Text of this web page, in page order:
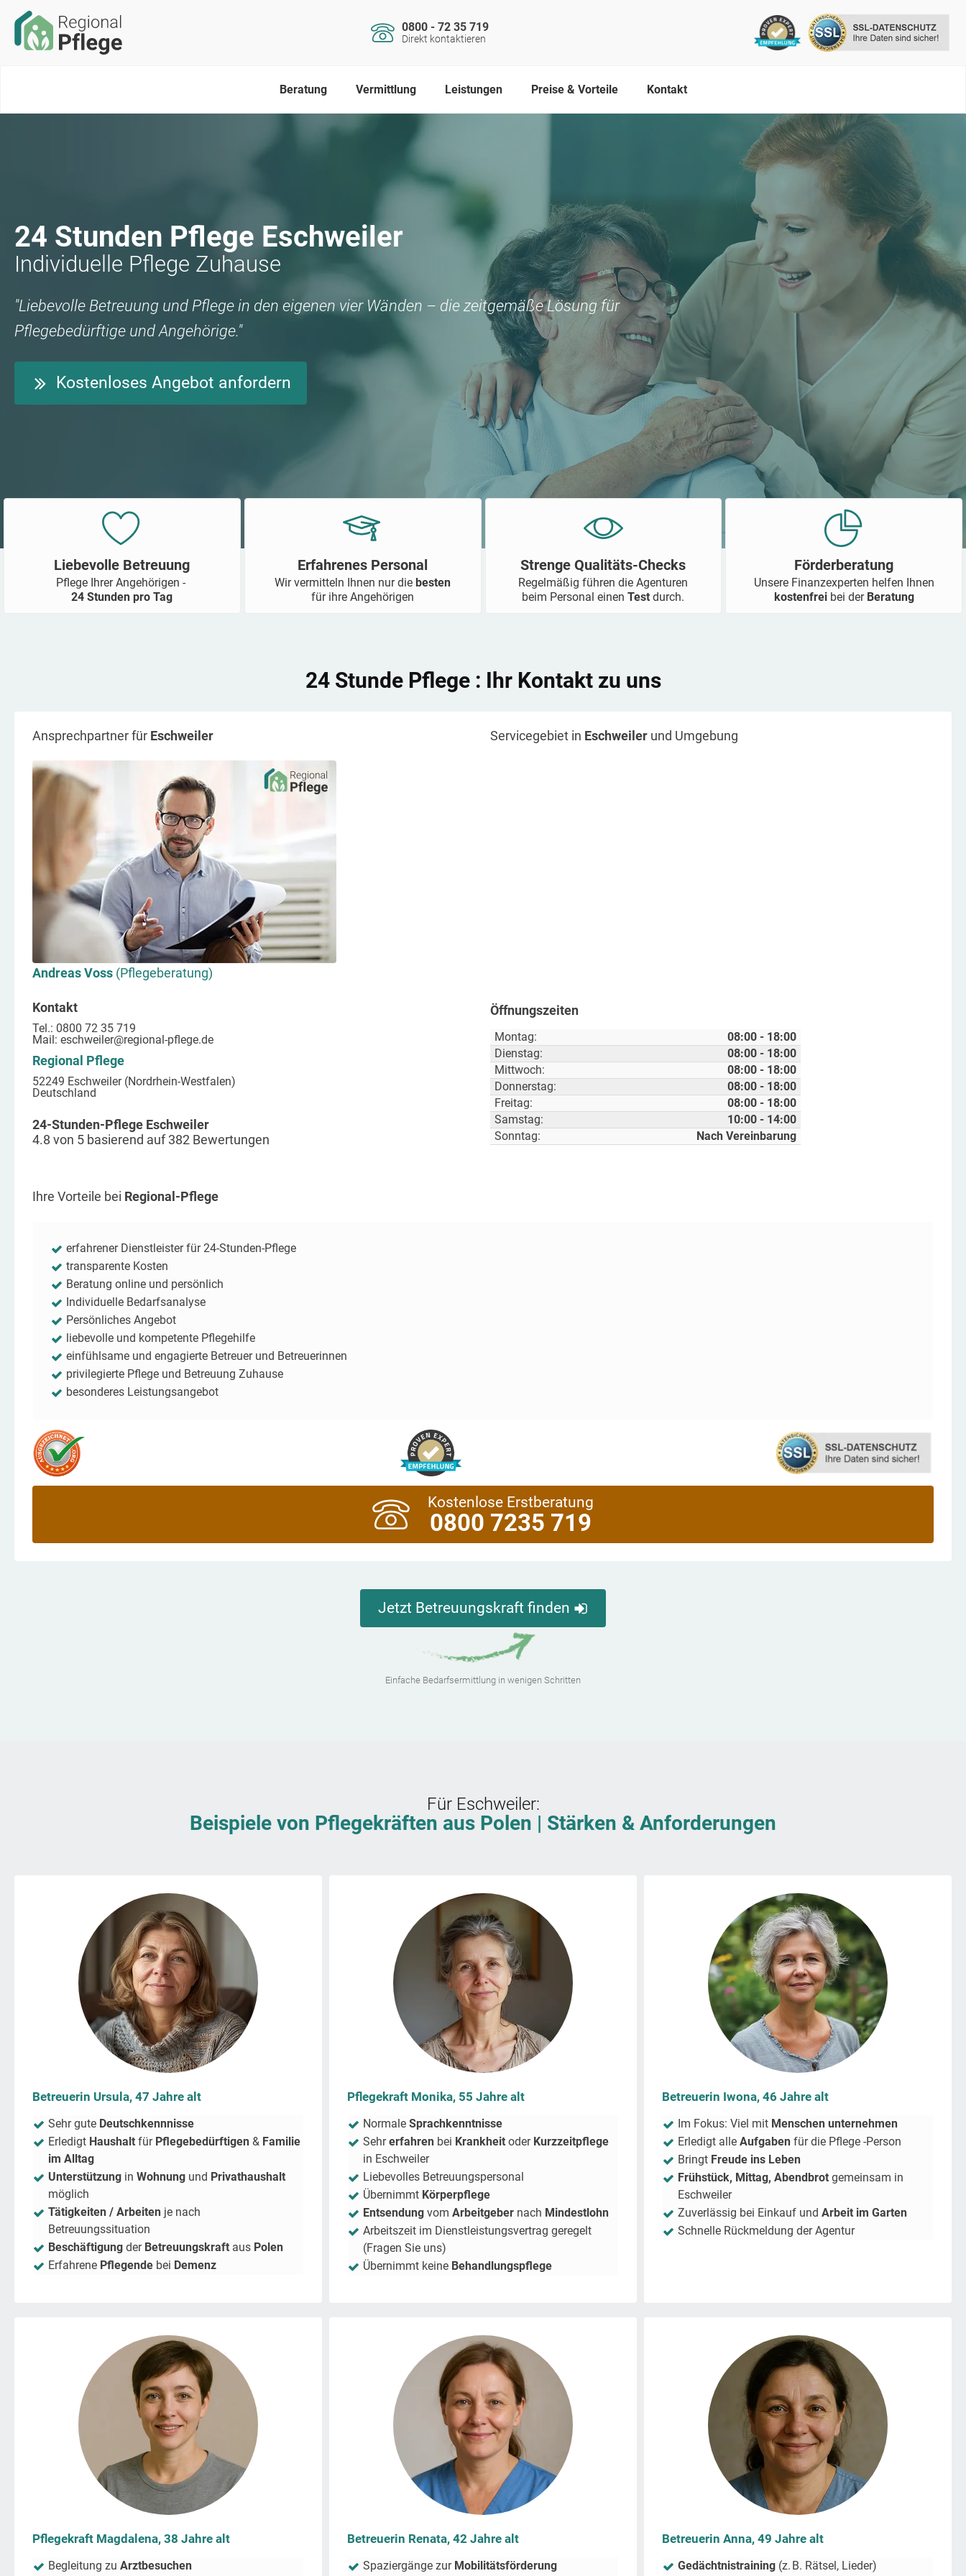
0800 - 72 35 719
Direkt kontaktieren
Beratung Vermittlung Leistungen Preise & Vorteile Kontakt
24 Stunden Pflege Eschweiler
Individuelle Pflege Zuhause
"Liebevolle Betreuung und Pflege in den eigenen vier Wänden – die zeitgemäße Lösung für
Pflegebedürftige und Angehörige."
Kostenloses Angebot anfordern
Liebevolle Betreuung
Pflege Ihrer Angehörigen -
24 Stunden pro Tag
Erfahrenes Personal
Wir vermitteln Ihnen nur diebesten
für ihre Angehörigen
Strenge Qualitäts-Checks
Regelmäßig führen die Agenturen
beim Personal einenTestdurch.
Förderberatung
Unsere Finanzexperten helfen Ihnen
kostenfrei bei der Beratung
24 Stunde Pflege : Ihr Kontakt zu uns
Ansprechpartner für Eschweiler
Andreas Voss (Pflegeberatung)
Kontakt
Tel.: 0800 72 35 719
Mail: eschweiler@regional-pflege.de
Regional Pflege
52249 Eschweiler (Nordrhein-Westfalen)
Deutschland
24-Stunden-Pflege Eschweiler
4.8 von 5 basierend auf382 Bewertungen
Servicegebiet in Eschweiler und Umgebung
Öffnungszeiten
Montag:
08:00 - 18:00
Dienstag:
08:00 - 18:00
Mittwoch:
08:00 - 18:00
Donnerstag:
08:00 - 18:00
Freitag:
08:00 - 18:00
Samstag:
10:00 - 14:00
Sonntag:
Nach Vereinbarung
Ihre Vorteile bei Regional-Pflege
erfahrener Dienstleister für 24-Stunden-Pflege
transparente Kosten
Beratung online und persönlich
Individuelle Bedarfsanalyse
Persönliches Angebot
liebevolle und kompetente Pflegehilfe
einfühlsame und engagierte Betreuer und Betreuerinnen
privilegierte Pflege und Betreuung Zuhause
besonderes Leistungsangebot
Kostenlose Erstberatung
0800 7235 719
Jetzt Betreuungskraft finden
Einfache Bedarfsermittlung in wenigen Schritten
Für Eschweiler:
Beispiele von Pflegekräften aus Polen | Stärken & Anforderungen
Betreuerin Ursula, 47 Jahre alt
Sehr gute Deutschkennnisse
Erledigt Haushalt für Pflegebedürftigen & Familie
im Alltag
Unterstützung in Wohnung und Privathaushalt
möglich
Tätigkeiten / Arbeiten je nach
Betreuungssituation
Beschäftigung der Betreuungskraft aus Polen
Erfahrene Pflegende bei Demenz
Pflegekraft Monika, 55 Jahre alt
Normale Sprachkenntnisse
Sehrerfahren bei Krankheit oder Kurzzeitpflege
in Eschweiler
Liebevolles Betreuungspersonal
Übernimmt Körperpflege
Entsendung vom Arbeitgeber nach Mindestlohn
Arbeitszeit im Dienstleistungsvertrag geregelt
(Fragen Sie uns)
Übernimmt keine Behandlungspflege
Betreuerin Iwona, 46 Jahre alt
Im Fokus: Viel mit Menschen unternehmen
Erledigt alle Aufgaben für die Pflege -Person
Bringt Freude ins Leben
Frühstück, Mittag, Abendbrot gemeinsam in
Eschweiler
Zuverlässig bei Einkauf und Arbeit im Garten
Schnelle Rückmeldung der Agentur
Pflegekraft Magdalena, 38 Jahre alt
Begleitung zu Arztbesuchen
Betreuerin Renata, 42 Jahre alt
Spaziergänge zur Mobilitätsförderung
Betreuerin Anna, 49 Jahre alt
Gedächtnistraining (z. B. Rätsel, Lieder)